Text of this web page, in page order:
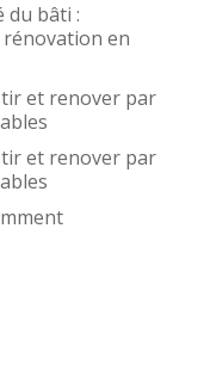
du bâti :
rénovation en
et renover par
et renover par